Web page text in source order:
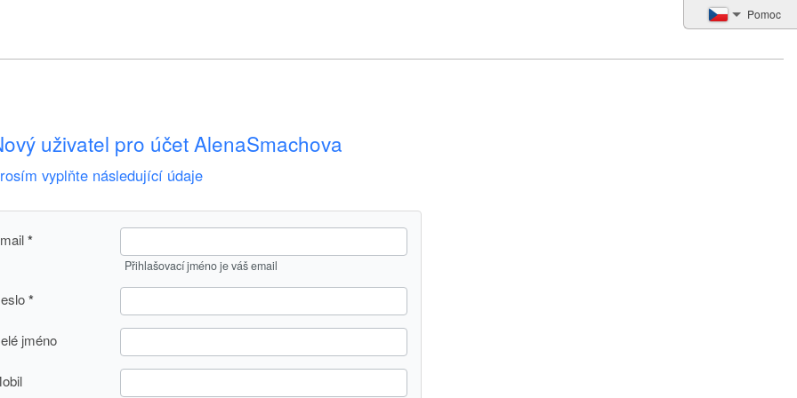
Pomoc
uživatel pro účet AlenaSmachova
vyplňte následující údaje
Přihlašovací jméno je váš email
jméno